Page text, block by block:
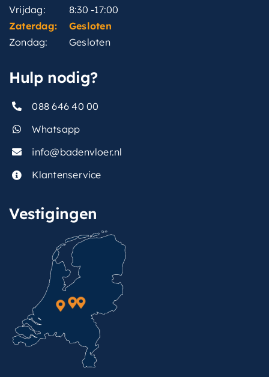
Vrijdag:
8:30 -17:00
Zaterdag:
Gesloten
Zondag:
Gesloten
Hulp nodig?
088 646 40 00
Whatsapp
info@badenvloer.nl
Klantenservice
Vestigingen